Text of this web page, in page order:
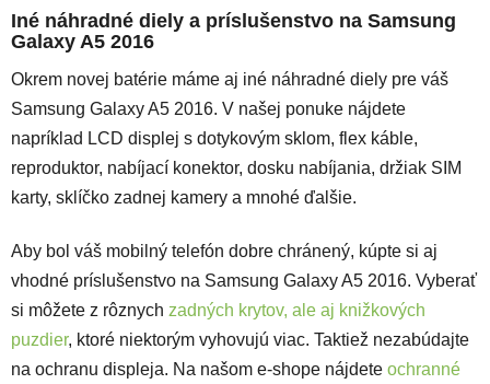
Iné náhradné diely a príslušenstvo na Samsung
Galaxy A5 2016
Okrem novej batérie máme aj iné náhradné diely pre váš
Samsung Galaxy A5 2016. V našej ponuke nájdete
napríklad LCD displej s dotykovým sklom, flex káble,
reproduktor, nabíjací konektor, dosku nabíjania, držiak SIM
karty, sklíčko zadnej kamery a mnohé ďalšie.
Aby bol váš mobilný telefón dobre chránený, kúpte si aj
vhodné príslušenstvo na Samsung Galaxy A5 2016. Vyberať
si môžete z rôznych zadných krytov, ale aj knižkových
puzdier, ktoré niektorým vyhovujú viac. Taktiež nezabúdajte
na ochranu displeja. Na našom e-shope nájdete ochranné